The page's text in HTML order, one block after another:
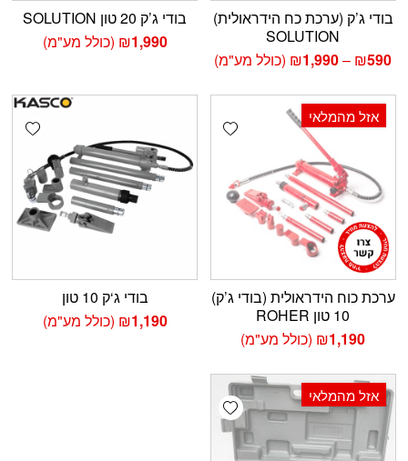
בודי ג’ק (ערכת כח הידראולית)
SOLUTION
₪590
–
₪1,990
טווח
⁦₪590⁩
עד
(כולל מע"מ)
בודי ג’ק 20 טון SOLUTION
₪1,990 (כולל מע"מ)
Add wishlist אזל מהמלאי
ערכת כוח הידראולית (בודי ג’ק)
10 טון ROHER
₪1,190 (כולל מע"מ)
בודי ג‘ק 10 טון
₪1,190 (כולל מע"מ)
Add wishlist אזל מהמלאי